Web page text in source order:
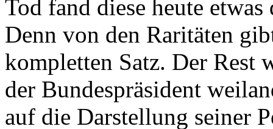
Tod fand diese heute
Denn von den Raritäten
kompletten Satz. Der Rest
der Bundespräsident
auf die Darstellung seiner